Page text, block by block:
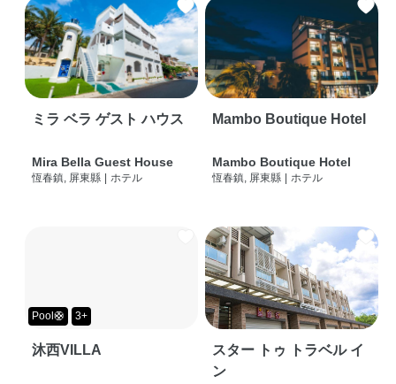
ミラ ベラ ゲスト ハウス
Mira Bella Guest House
恆春鎮, 屏東縣 ホテル
Mambo Boutique Hotel
Mambo Boutique Hotel
恆春鎮, 屏東縣 ホテル
Pool🛟 3+
沐西VILLA
スター トゥ トラベル イ
ン